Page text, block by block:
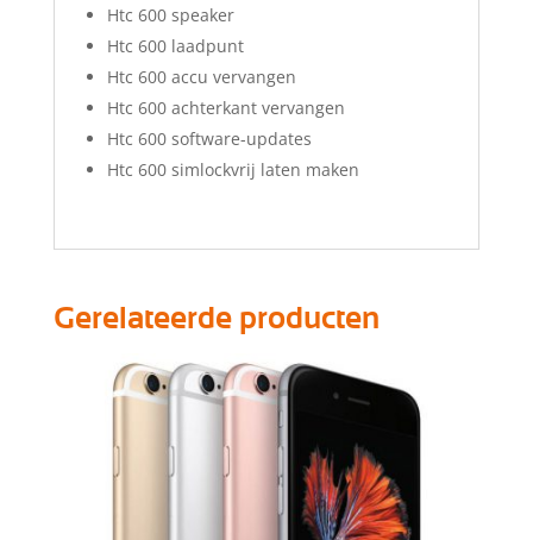
Htc 600 speaker
Htc 600 laadpunt
Htc 600 accu vervangen
Htc 600 achterkant vervangen
Htc 600 software-updates
Htc 600 simlockvrij laten maken
Gerelateerde producten